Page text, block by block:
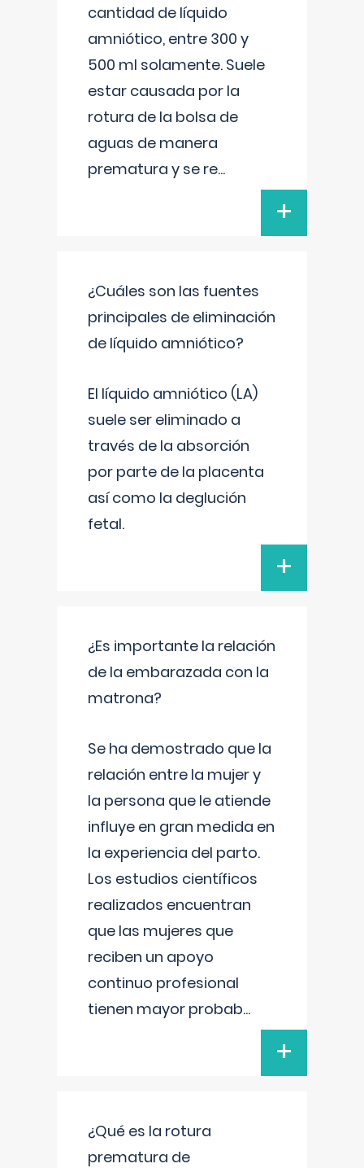
cantidad de líquido
amniótico, entre 300 y
500 ml solamente. Suele
estar causada por la
rotura de la bolsa de
aguas de manera
prematura y se re...
+
¿Cuáles son las fuentes
principales de eliminación
de líquido amniótico?
El líquido amniótico (LA)
suele ser eliminado a
través de la absorción
por parte de la placenta
así como la deglución
fetal.
+
¿Es importante la relación
de la embarazada con la
matrona?
Se ha demostrado que la
relación entre la mujer y
la persona que le atiende
influye en gran medida en
la experiencia del parto.
Los estudios científicos
realizados encuentran
que las mujeres que
reciben un apoyo
continuo profesional
tienen mayor probab...
+
¿Qué es la rotura
prematura de